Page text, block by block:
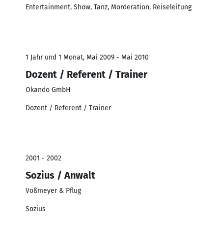
Entertainment, Show, Tanz, Morderation, Reiseleitung
1 Jahr und 1 Monat, Mai 2009 - Mai 2010
Dozent / Referent / Trainer
Okando GmbH
Dozent / Referent / Trainer
2001 - 2002
Sozius / Anwalt
Voßmeyer & Pflug
Sozius